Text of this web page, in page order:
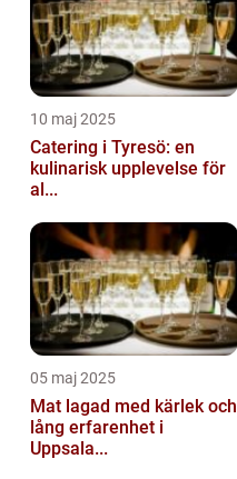
10 maj 2025
Catering i Tyresö: en
kulinarisk upplevelse för
al...
05 maj 2025
Mat lagad med kärlek och
lång erfarenhet i
Uppsala...